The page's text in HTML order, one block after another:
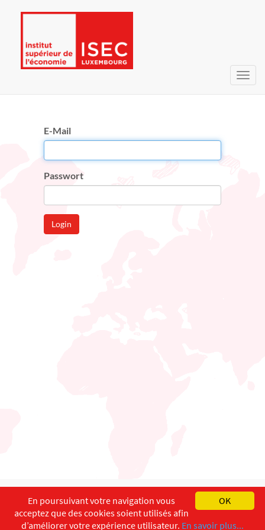
E-Mail
Passwort
Login
English Français
Copyright ©ISEC-AdW Impressum
OK
En poursuivant votre navigation vous
acceptez que des cookies soient utilisés afin
d’améliorer votre expérience utilisateur. En savoir plus...